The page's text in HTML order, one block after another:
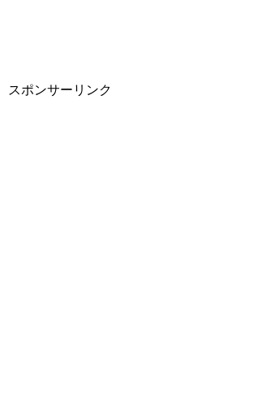
スポンサーリンク